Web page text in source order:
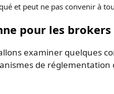
et peut ne pas convenir à
pour les brokers
examiner quelques
de